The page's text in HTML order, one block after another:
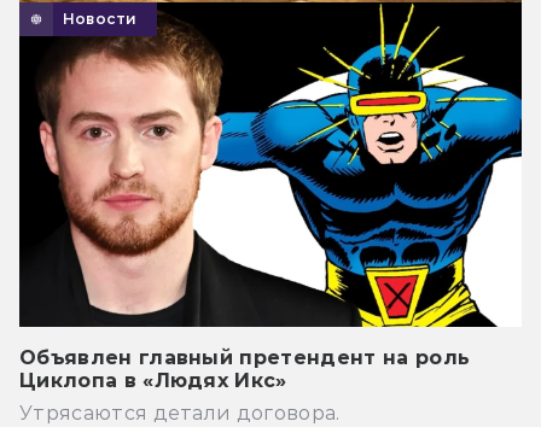
Новости
Объявлен главный претендент на роль
Циклопа в «Людях Икс»
Утрясаются детали договора.